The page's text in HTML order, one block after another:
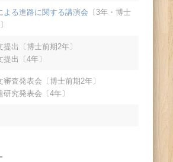
よる進路に関する講演会 〔3年・博士
提出〔博士前期2年〕
出〔4年〕
審査発表会〔博士前期2年〕
研究発表会〔4年〕